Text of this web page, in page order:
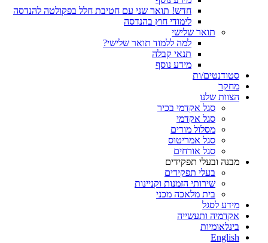
חדש! תואר שני עם חטיבת חלל בפקולטה להנדסה
לימודי חוץ בהנדסה
תואר שלישי
למה ללמוד תואר שלישי?
תנאי קבלה
מידע נוסף
סטודנטים/ות
מחקר
הצוות שלנו
סגל אקדמי בכיר
סגל אקדמי
מסלול מורים
סגל אמריטוס
סגל אורחים
מבנה ובעלי תפקידים
בעלי תפקידים
שירותי הזמנות וקניינות
בית מלאכה מכני
מידע לסגל
אקדמיה ותעשייה
בינלאומיות
English